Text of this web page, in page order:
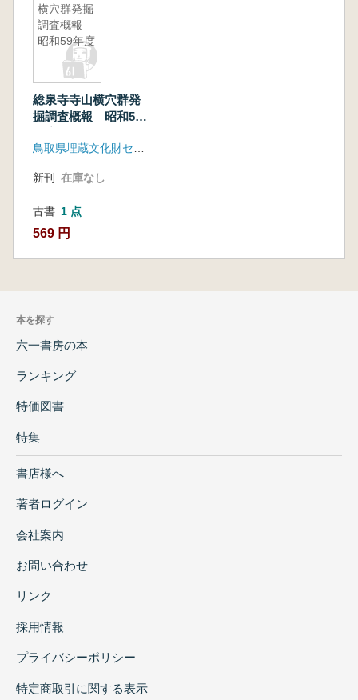
横穴群発掘
調査概報
昭和59年度
総泉寺寺山横穴群発
掘調査概報 昭和59
新刊 在庫なし
古書 1 点
569 円
本を探す
六一書房の本
ランキング
特価図書
特集
書店様へ
著者ログイン
会社案内
お問い合わせ
リンク
採用情報
プライバシーポリシー
特定商取引に関する表示